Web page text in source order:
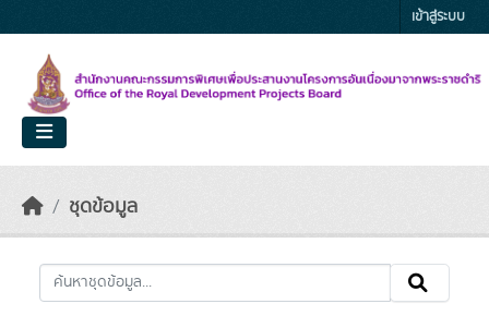
เข้าสู่ระบบ
ชุดข้อมูล